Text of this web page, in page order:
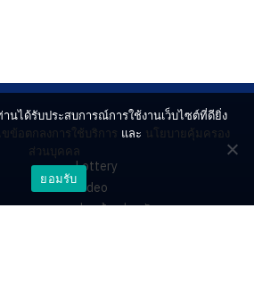
Lottery
Video
ร่วมด้วยช่วยกัน
นได้รับประสบการณ์การใช้งานเว็บไซต์ที่ดียิ่ง
ขข้อตกลงการใช้บริการ และ นโยบายคุ้มครอง
ส่วนบุคคล
ยอมรับ